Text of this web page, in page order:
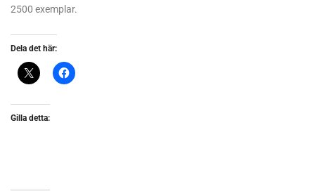
2500 exemplar.
Dela det här:
Gilla detta: